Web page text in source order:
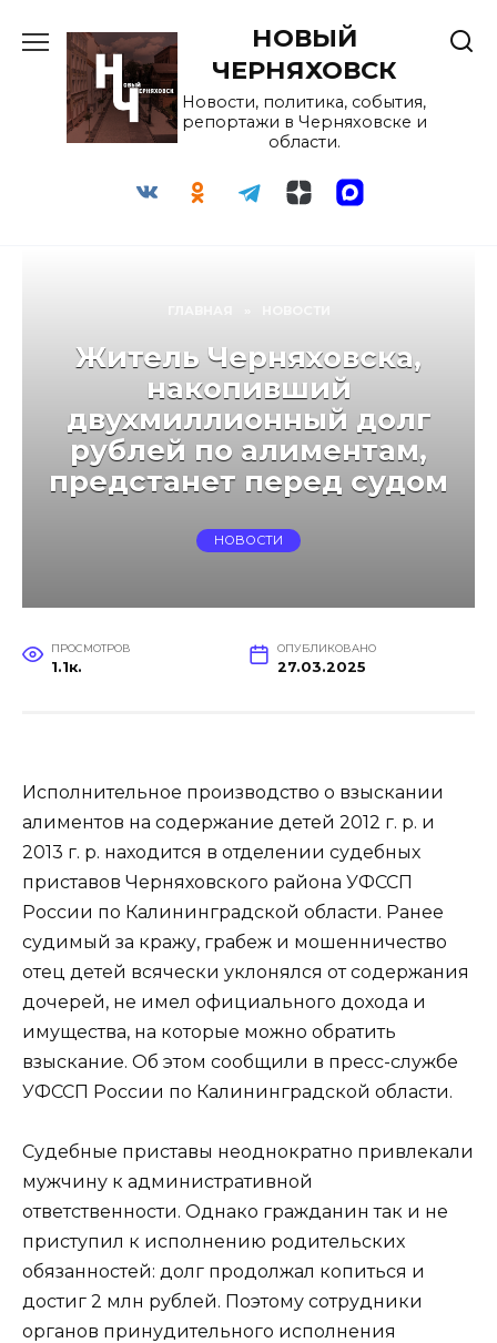
содержанию
НОВЫЙ
ЧЕРНЯХОВСК
Новости, политика, события,
репортажи в Черняховске и
области.
Житель Черняховска,
накопивший
двухмиллионный долг
рублей по алиментам,
предстанет перед судом
НОВОСТИ
ПРОСМОТРОВ
1.1к.
ОПУБЛИКОВАНО
27.03.2025
Исполнительное производство о взыскании
алиментов на содержание детей 2012 г. р. и
2013 г. р. находится в отделении судебных
приставов Черняховского района УФССП
России по Калининградской области. Ранее
судимый за кражу, грабеж и мошенничество
отец детей всячески уклонялся от содержания
дочерей, не имел официального дохода и
имущества, на которые можно обратить
взыскание. Об этом сообщили в пресс-службе
УФССП России по Калининградской области.
Судебные приставы неоднократно привлекали
мужчину к административной
ответственности. Однако гражданин так и не
приступил к исполнению родительских
обязанностей: долг продолжал копиться и
достиг 2 млн рублей. Поэтому сотрудники
органов принудительного исполнения